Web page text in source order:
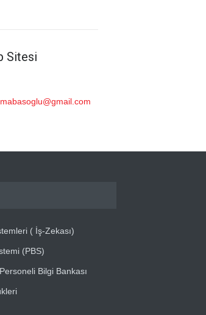
Sitesi
( İş-Zekası)
(PBS)
Bilgi Bankası